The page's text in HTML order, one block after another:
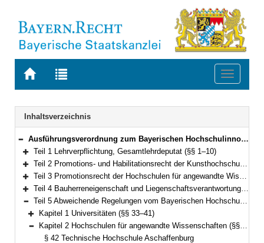
Zur
BAYERN.RECHT
Zur
letzten
Suche
Toggle
Navigation
Inhaltsverzeichnis
Bereich reduzieren
Ausführungsverordnung zum Bayerischen Hochschulinnovationsgesetz (AVBayHIG) Vom 13. Februar 2023 (GVBl. S. 66) BayRS 2030-2-21-WK (§§ 1–58)
Bereich erweitern
Teil 1 Lehrverpflichtung, Gesamtlehrdeputat (§§ 1–10)
Bereich erweitern
Teil 2 Promotions- und Habilitationsrecht der Kunsthochschulen (§§ 11–16)
Bereich erweitern
Teil 3 Promotionsrecht der Hochschulen für angewandte Wissenschaften (§§ 17–20)
Bereich erweitern
Teil 4 Bauherreneigenschaft und Liegenschaftsverantwortung (§§ 21–32)
Bereich reduzieren
Teil 5 Abweichende Regelungen vom Bayerischen Hochschulinnovationsgesetz an bayerischen Hochschulen (§§ 33–53)
Bereich erweitern
Kapitel 1 Universitäten (§§ 33–41)
Bereich reduzieren
Kapitel 2 Hochschulen für angewandte Wissenschaften (§§ 42–52)
§ 42 Technische Hochschule Aschaffenburg